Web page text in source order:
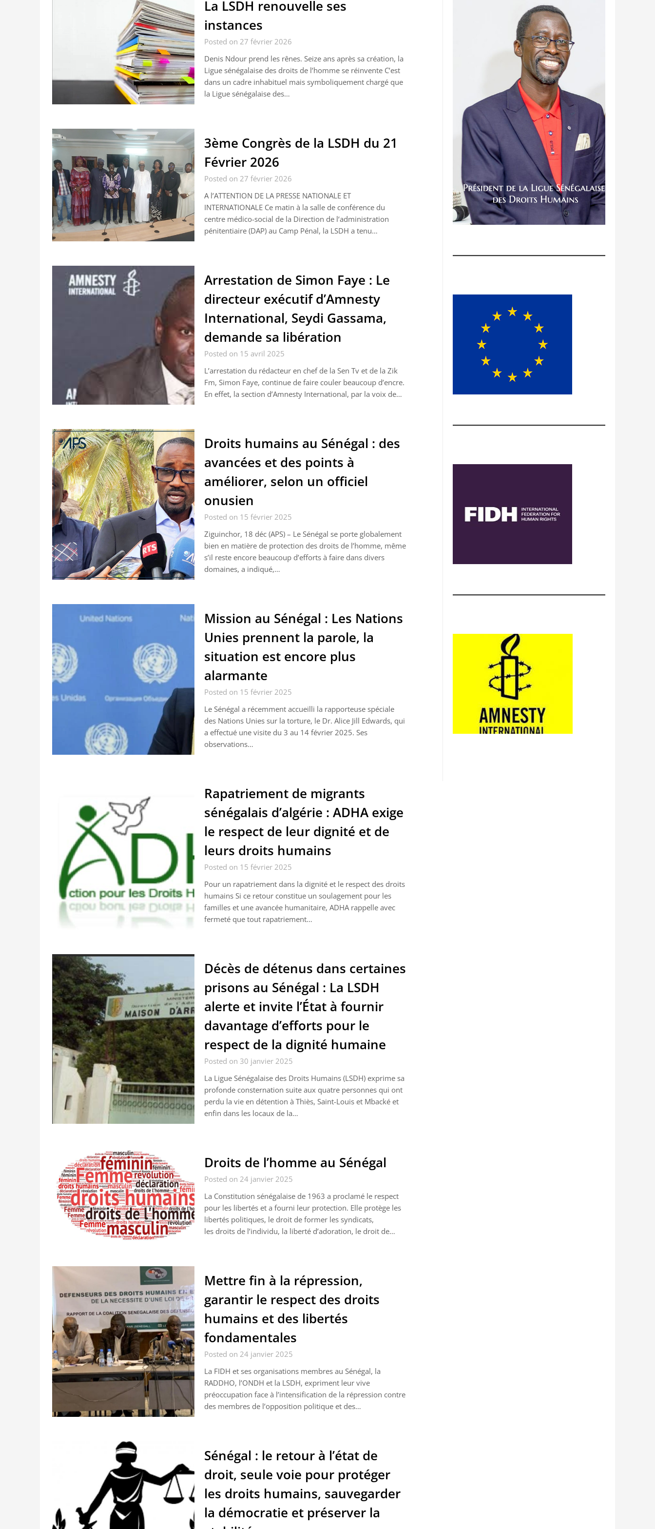
La LSDH renouvelle ses
instances
Posted on 27 février 2026
Denis Ndour prend les rênes. Seize ans après sa création, la
Ligue sénégalaise des droits de l’homme se réinvente C’est
dans un cadre inhabituel mais symboliquement chargé que
la Ligue sénégalaise des…
3ème Congrès de la LSDH du 21
Février 2026
Posted on 27 février 2026
A l’ATTENTION DE LA PRESSE NATIONALE ET
INTERNATIONALE Ce matin à la salle de conférence du
centre médico-social de la Direction de l‘administration
pénitentiaire (DAP) au Camp Pénal, la LSDH a tenu…
Arrestation de Simon Faye : Le
directeur exécutif d’Amnesty
International, Seydi Gassama,
demande sa libération
Posted on 15 avril 2025
L’arrestation du rédacteur en chef de la Sen Tv et de la Zik
Fm, Simon Faye, continue de faire couler beaucoup d’encre.
En effet, la section d’Amnesty International, par la voix de…
Droits humains au Sénégal : des
avancées et des points à
améliorer, selon un officiel
onusien
Posted on 15 février 2025
Ziguinchor, 18 déc (APS) – Le Sénégal se porte globalement
bien en matière de protection des droits de l’homme, même
s’il reste encore beaucoup d’efforts à faire dans divers
domaines, a indiqué,…
Mission au Sénégal : Les Nations
Unies prennent la parole, la
situation est encore plus
alarmante
Posted on 15 février 2025
Le Sénégal a récemment accueilli la rapporteuse spéciale
des Nations Unies sur la torture, le Dr. Alice Jill Edwards, qui
a effectué une visite du 3 au 14 février 2025. Ses
observations…
Rapatriement de migrants
sénégalais d’algérie : ADHA exige
le respect de leur dignité et de
leurs droits humains
Posted on 15 février 2025
Pour un rapatriement dans la dignité et le respect des droits
humains Si ce retour constitue un soulagement pour les
familles et une avancée humanitaire, ADHA rappelle avec
fermeté que tout rapatriement…
Décès de détenus dans certaines
prisons au Sénégal : La LSDH
alerte et invite l’État à fournir
davantage d’efforts pour le
respect de la dignité humaine
Posted on 30 janvier 2025
La Ligue Sénégalaise des Droits Humains (LSDH) exprime sa
profonde consternation suite aux quatre personnes qui ont
perdu la vie en détention à Thiès, Saint-Louis et Mbacké et
enfin dans les locaux de la…
Droits de l’homme au Sénégal
Posted on 24 janvier 2025
La Constitution sénégalaise de 1963 a proclamé le respect
pour les libertés et a fourni leur protection. Elle protège les
libertés politiques, le droit de former les syndicats,
les droits de l’individu, la liberté d’adoration, le droit de…
Mettre fin à la répression,
garantir le respect des droits
humains et des libertés
fondamentales
Posted on 24 janvier 2025
La FIDH et ses organisations membres au Sénégal, la
RADDHO, l’ONDH et la LSDH, expriment leur vive
préoccupation face à l’intensification de la répression contre
des membres de l’opposition politique et des…
Sénégal : le retour à l’état de
droit, seule voie pour protéger
les droits humains, sauvegarder
la démocratie et préserver la